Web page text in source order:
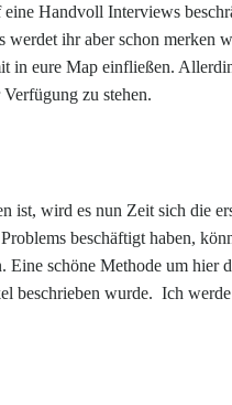
Handvoll Interviews
ihr aber schon merken
in eure Map einfließen.
zu stehen.
ist, wird es nun Zeit sich die
beschäftigt haben,
Eine schöne Methode um hier
beschrieben wurde. Ich